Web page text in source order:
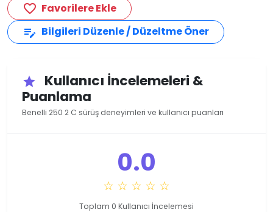
favorite_border Favorilere Ekle
edit_note Bilgileri Düzenle / Düzeltme Öner
star
Kullanıcı İncelemeleri &
Puanlama
Benelli 250 2 C sürüş deneyimleri ve kullanıcı puanları
0.0
☆ ☆ ☆ ☆ ☆
Toplam 0 Kullanıcı İncelemesi